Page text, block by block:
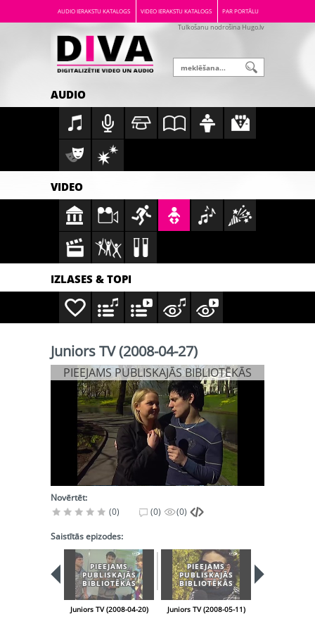
AUDIO IERAKSTU KATALOGS VIDEO IERAKSTU KATALOGS PAR PORTĀLU
Tulkošanu nodrošina Hugo.lv
AUDIO
VIDEO
IZLASES & TOPI
Juniors TV (2008-04-27)
PIEEJAMS PUBLISKAJĀS BIBLIOTĒKĀS
Novērtēt:
(0)
(0) (0)
Saistītās epizodes:
PIEEJAMS
PUBLISKAJĀS
BIBLIOTĒKĀS
Juniors TV (2008-04-20)
PIEEJAMS
PUBLISKAJĀS
BIBLIOTĒKĀS
Juniors TV (2008-05-11)